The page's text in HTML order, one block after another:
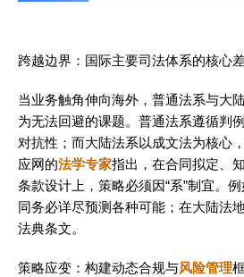
跨越边界：国际主要司法体系的核心
当业务触角伸向海外，普通法系与大
为无法回避的课题。普通法系遵循判
对抗性；而大陆法系以成文法为核心
应网的法学专家指出，在合同拟定、
条款设计上，策略必须因“系”制宜。
同务必详尽预测各种可能；在大陆法
法典条文。
策略应变：构建动态合规与风险管理